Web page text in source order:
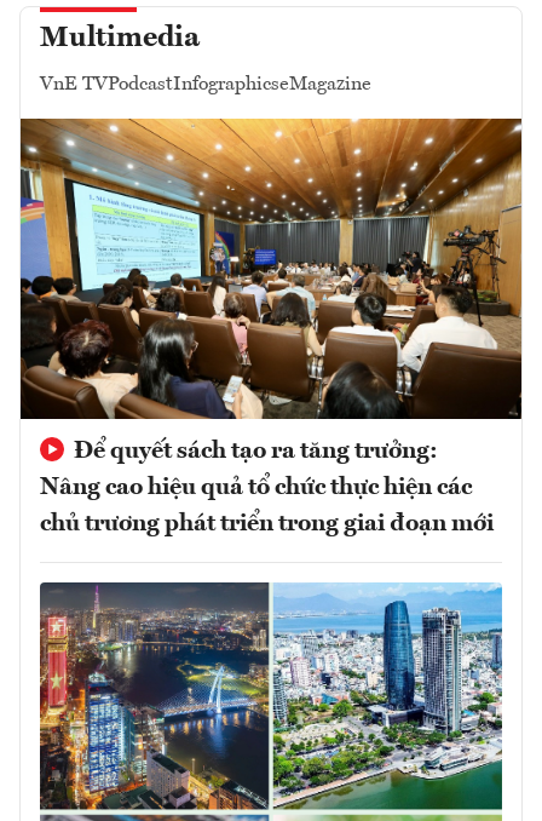
Multimedia
VnE TVPodcastInfographicseMagazine
Để quyết sách tạo ra tăng trưởng:
Nâng cao hiệu quả tổ chức thực hiện các
chủ trương phát triển trong giai đoạn mới